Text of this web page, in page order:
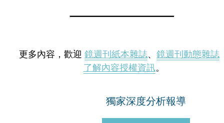
更多內容，歡迎 鏡週刊紙本雜誌、 鏡週刊動態雜誌
了解內容授權資訊。
獨家深度分析報導